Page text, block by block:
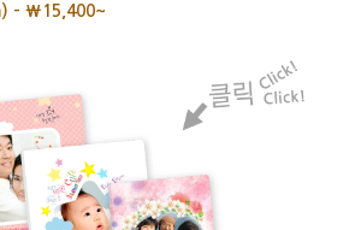
– ₩15,400~